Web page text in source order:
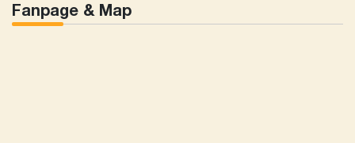
Fanpage & Map